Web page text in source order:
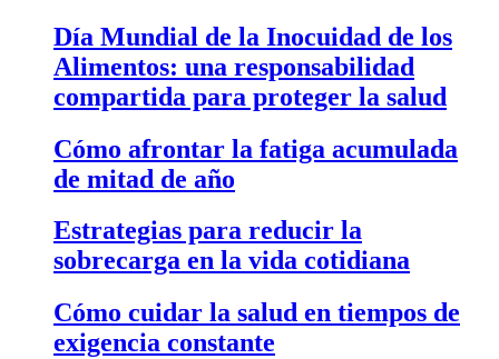
Día Mundial de la Inocuidad de los
Alimentos: una responsabilidad
compartida para proteger la salud
Cómo afrontar la fatiga acumulada
de mitad de año
Estrategias para reducir la
sobrecarga en la vida cotidiana
Cómo cuidar la salud en tiempos de
exigencia constante